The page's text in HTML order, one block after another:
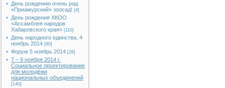
День рождению очень рад
«Приамурский» зоосад! [4]
День рождения ХКОО
«Ассамблея народов
Хабаровского края» [110]
День народного единства, 4
ноябрь 2014 [80]
Форум 5 ноябрь 2014 [26]
7 – 9 ноября 2014 г.
Социальное проектирование
для молодёжи
национальных объединений
[140]